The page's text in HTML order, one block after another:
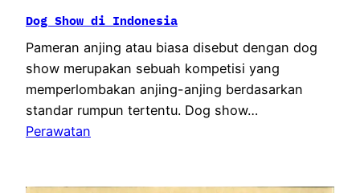
Dog Show di Indonesia
Pameran anjing atau biasa disebut dengan dog
show merupakan sebuah kompetisi yang
memperlombakan anjing-anjing berdasarkan
standar rumpun tertentu. Dog show…
Perawatan